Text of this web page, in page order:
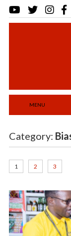
MENU
Category:
1 2 3